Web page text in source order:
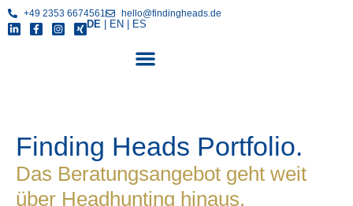
+49 2353 6674561 hello@findingheads.de
DE EN ES
Finding Heads Portfolio.
Das Beratungsangebot geht weit
über Headhunting hinaus.